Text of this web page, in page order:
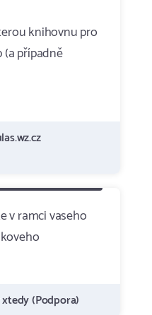
knihovnu pro
případně
v ramci vaseho
xtedy (Podpora)